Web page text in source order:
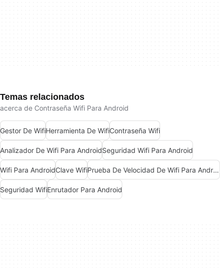
Temas relacionados
acerca de Contraseña Wifi Para Android
Gestor De WifiHerramienta De WifiContraseña Wifi
Analizador De Wifi Para AndroidSeguridad Wifi Para Android
Wifi Para AndroidClave Wifi Prueba De Velocidad De Wifi Para Android
Seguridad WifiEnrutador Para Android